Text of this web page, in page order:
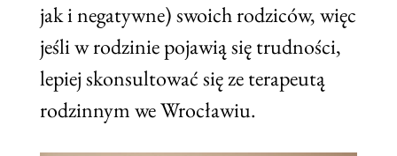
jak i negatywne) swoich rodziców, więc
jeśli w rodzinie pojawią się trudności,
lepiej skonsultować się ze terapeutą
rodzinnym we Wrocławiu.